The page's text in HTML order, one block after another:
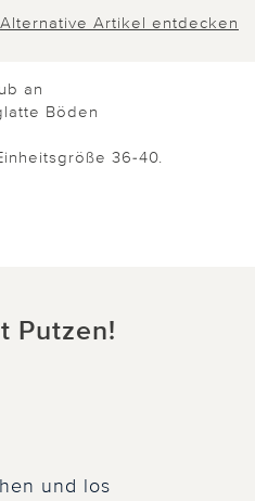
Alternative Artikel entdecken
an
Böden
36-40.
Putzen!
und los